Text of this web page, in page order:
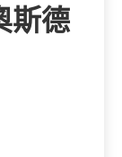
斯德